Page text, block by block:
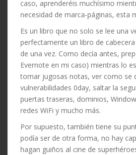
caso, aprenderéis muchísimo
necesidad de marca-páginas, esta
Es un libro que no solo se lee una
perfectamente un libro de
de una vez. Como decía antes,
Evernote en mi caso) mientras lo
tomar jugosas notas, ver como se
vulnerabilidades 0day, saltar la
puertas traseras, dominios,
redes WiFi y mucho más.
Por supuesto, también tiene su
podía ser de otra forma, no hay
hagan guiños al cine de